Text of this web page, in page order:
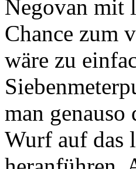
Negovan mit
Chance zum
wäre zu
man genauso
Wurf auf das